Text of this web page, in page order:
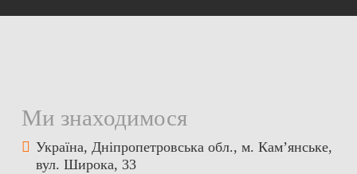
Ми знаходимося
Україна, Дніпропетровська обл., м. Кам’янське,
вул. Широка, 33